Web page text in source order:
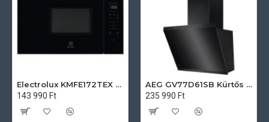
Electrolux KMFE172TEX Felsőszekrénybe építhető mikrohullámú sütő
143 990 Ft
AEG GV77D61SB Kürtős páraelszívó
235 990 Ft